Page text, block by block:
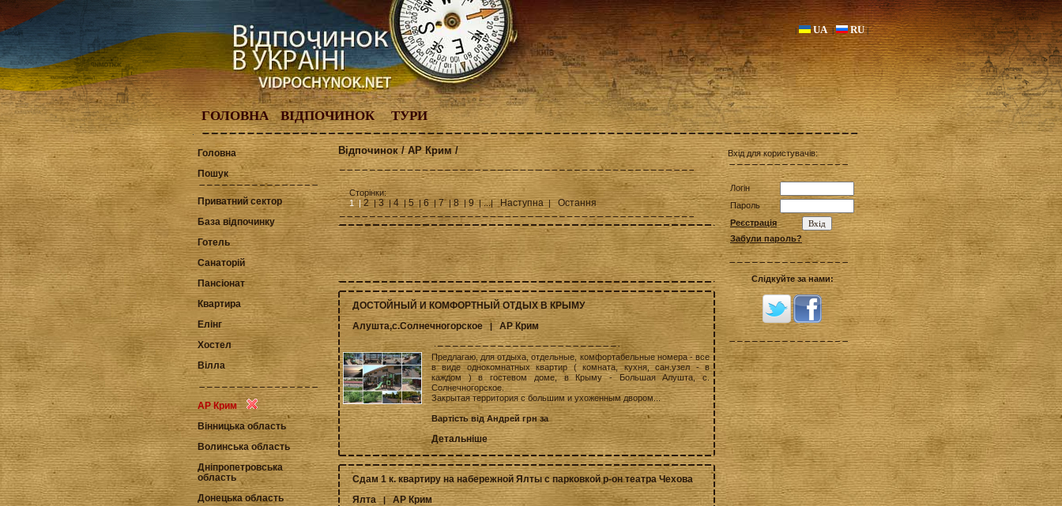
UA| RU|
ГОЛОВНА ВІДПОЧИНОК ТУРИ
Головна
Пошук
Приватний сектор
База відпочинку
Готель
Санаторій
Пансіонат
Квартира
Елінг
Хостел
Вілла
АР Крим
Вінницька область
Волинська область
Дніпропетровська
область
Донецька область
Відпочинок / АР Крим /
Сторінки:
1 | 2|3| 4|5|6| 7|8| 9| ...|Наступна| Остання
ДОСТОЙНЫЙ И КОМФОРТНЫЙ ОТДЫХ В КРЫМУ
Алушта,с.Солнечногорское |АР Крим
Предлагаю, для отдыха, отдельные, комфортабельные номера - все
в виде однокомнатных квартир ( комната, кухня, сан.узел - в
каждом ) в гостевом доме, в Крыму - Большая Алушта, с.
Солнечногорское.
Закрытая территория с большим и ухоженным двором...
Вартість від Андрей грн за
Детальніше
Сдам 1 к. квартиру на набережной Ялты с парковкой р-он театра Чехова
Ялта |АР Крим
Вхід для користувачів:
Логін
Пароль
Реєстрація
Забули пароль?
Слідкуйте за нами: